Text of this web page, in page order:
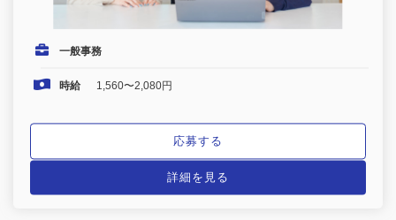
一般事務
時給 1,560〜2,080円
応募する
詳細を見る